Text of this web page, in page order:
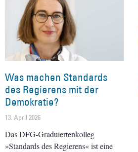
Was machen Standards
des Regierens mit der
Demokratie?
13. April 2026
Das DFG-Graduiertenkolleg
»Standards des Regierens« ist eine